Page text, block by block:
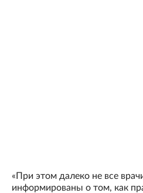
«При этом далеко не все
информированы о том, как